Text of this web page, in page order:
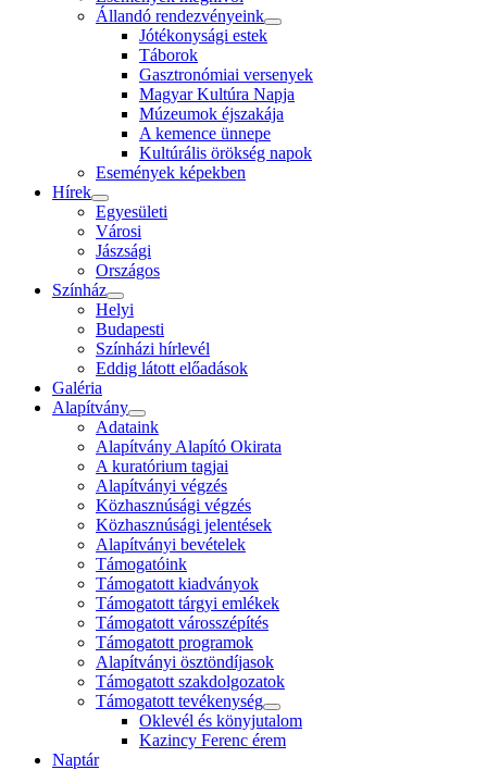
Állandó rendezvényeink
Jótékonysági estek
Táborok
Gasztronómiai versenyek
Magyar Kultúra Napja
Múzeumok éjszakája
A kemence ünnepe
Kultúrális örökség napok
Események képekben
Hírek
Egyesületi
Városi
Jászsági
Országos
Színház
Helyi
Budapesti
Színházi hírlevél
Eddig látott előadások
Galéria
Alapítvány
Adataink
Alapítvány Alapító Okirata
A kuratórium tagjai
Alapítványi végzés
Közhasznúsági végzés
Közhasznúsági jelentések
Alapítványi bevételek
Támogatóink
Támogatott kiadványok
Támogatott tárgyi emlékek
Támogatott városszépítés
Támogatott programok
Alapítványi ösztöndíjasok
Támogatott szakdolgozatok
Támogatott tevékenység
Oklevél és könyjutalom
Kazincy Ferenc érem
Naptár